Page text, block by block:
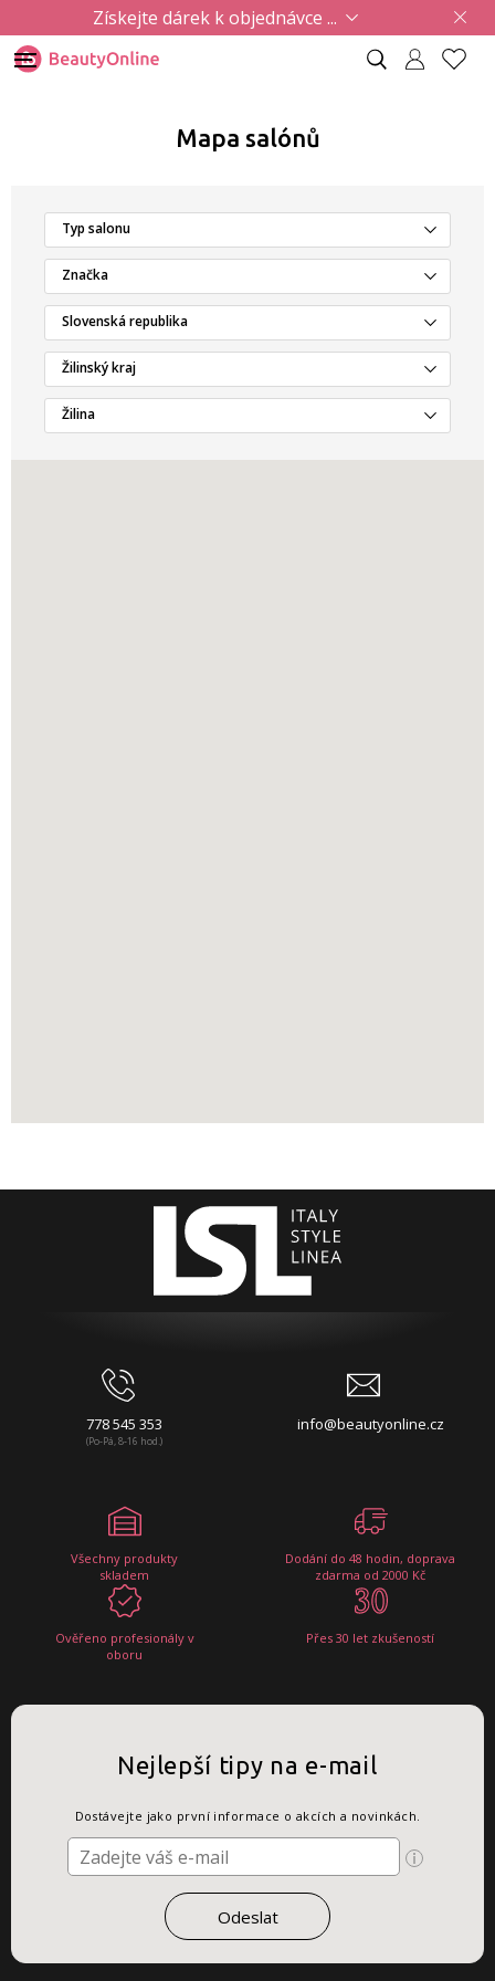
Získejte dárek k objednávce ...
Mapa salónů
Typ salonu
Značka
Slovenská republika
Žilinský kraj
Žilina
778 545 353
(Po-Pá, 8-16 hod.)
info@beautyonline.cz
Všechny produkty
skladem
Dodání do 48 hodin, doprava
zdarma od 2000 Kč
Ověřeno profesionály v
oboru
Přes 30 let zkušeností
Nejlepší tipy na e-mail
Dostávejte jako první informace o akcích a novinkách.